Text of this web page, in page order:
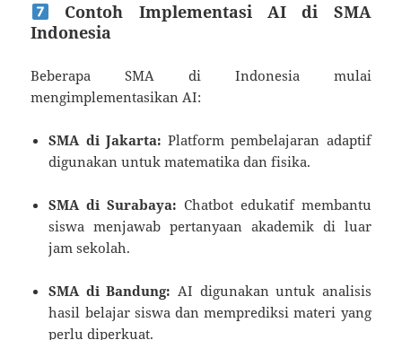
Contoh Implementasi AI di SMA
Indonesia
Beberapa SMA di Indonesia mulai
mengimplementasikan AI:
SMA di Jakarta: Platform pembelajaran adaptif
digunakan untuk matematika dan fisika.
SMA di Surabaya: Chatbot edukatif membantu
siswa menjawab pertanyaan akademik di luar
jam sekolah.
SMA di Bandung: AI digunakan untuk analisis
hasil belajar siswa dan memprediksi materi yang
perlu diperkuat.